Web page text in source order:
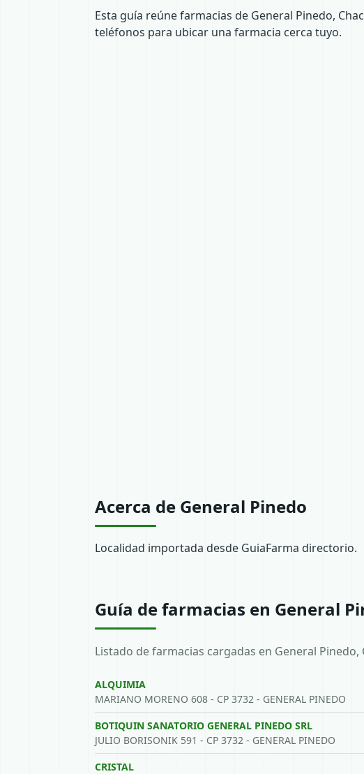
Esta guía reúne farmacias de General Pinedo,
teléfonos para ubicar una farmacia cerca tuyo.
Acerca de General Pinedo
Localidad importada desde GuiaFarma directorio.
Guía de farmacias en General
Listado de farmacias cargadas en General
ALQUIMIA
MARIANO MORENO 608 - CP 3732 - GENERAL PINEDO
BOTIQUIN SANATORIO GENERAL PINEDO SRL
JULIO BORISONIK 591 - CP 3732 - GENERAL PINEDO
CRISTAL